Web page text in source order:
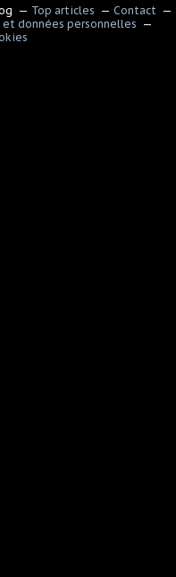
Top articles
Contact
et données personnelles